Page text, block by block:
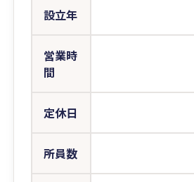
設立年
営業時
間
定休日
所員数